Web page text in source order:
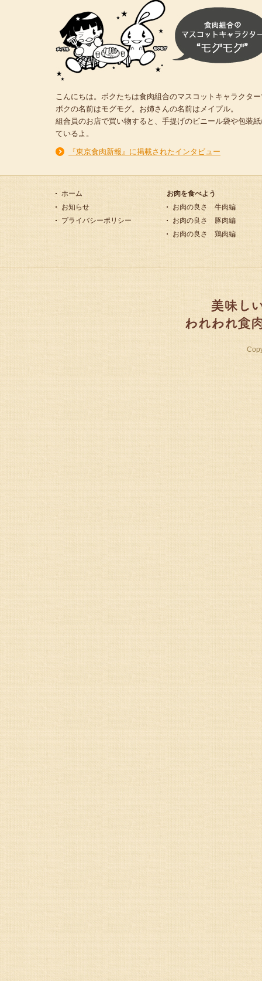
こんにちは。ボクたちは食肉組合のマスコットキャラクタ
ボクの名前はモグモグ。お姉さんの名前はメイプル。
組合員のお店で買い物すると、手提げのビニール袋や包装
ているよ。
『東京食肉新報』に掲載されたインタビュー
ホーム
お知らせ
プライバシーポリシー
お肉を食べよう
お肉の良さ 牛肉編
お肉の良さ 豚肉編
お肉の良さ 鶏肉編